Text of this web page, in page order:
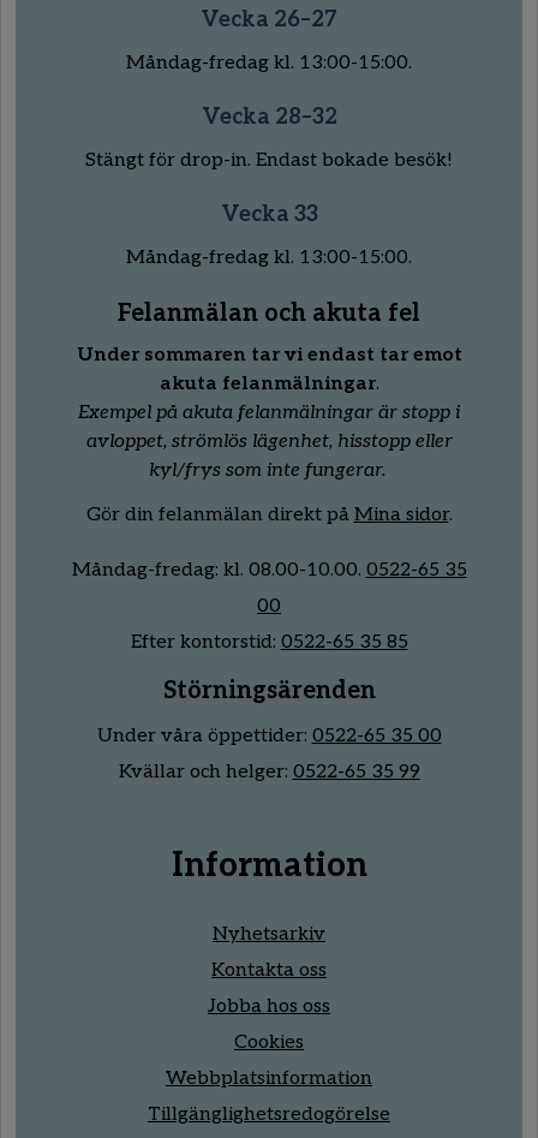
Vecka 26–27
Måndag-fredag kl. 13:00-15:00.
Vecka 28–32
Stängt för drop-in. Endast bokade besök!
Vecka 33
Måndag-fredag kl. 13:00-15:00.
Felanmälan och akuta fel
Under sommaren tar vi endast tar emot
akuta felanmälningar.
Exempel på akuta felanmälningar är stopp i
avloppet, strömlös lägenhet, hisstopp eller
kyl/frys som inte fungerar.
Gör din felanmälan direkt på Mina sidor.
Måndag-fredag: kl. 08.00-10.00. 0522-65 35
00
Efter kontorstid: 0522-65 35 85
Störningsärenden
Under våra öppettider: 0522-65 35 00
Kvällar och helger: 0522-65 35 99
Information
Nyhetsarkiv
Kontakta oss
Jobba hos oss
Cookies
Webbplatsinformation
Tillgänglighetsredogörelse